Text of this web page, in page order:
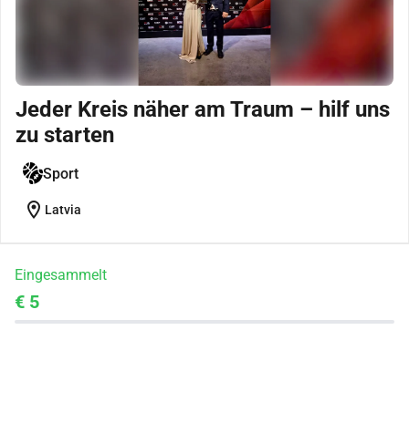
Jeder Kreis näher am Traum – hilf uns
zu starten
Sport
location_on Latvia
Eingesammelt
€ 5